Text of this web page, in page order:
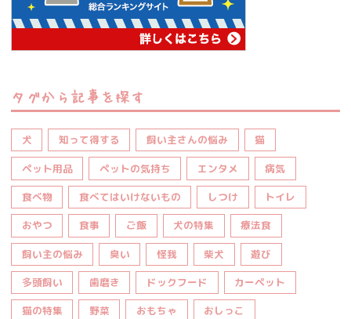
タグから記事を探す
犬 知って得する 飼い主さんの悩み 猫
ペット用品 ペットの気持ち エンタメ 病気
食べ物 食べてはいけないもの しつけ トイレ
おやつ 食事 ご飯 犬の特集 療法食
飼い主の悩み 臭い 怪我 柴犬 遊び
多頭飼い 歯磨き ドックフード カーペット
猫の特集 野菜 おもちゃ おしっこ